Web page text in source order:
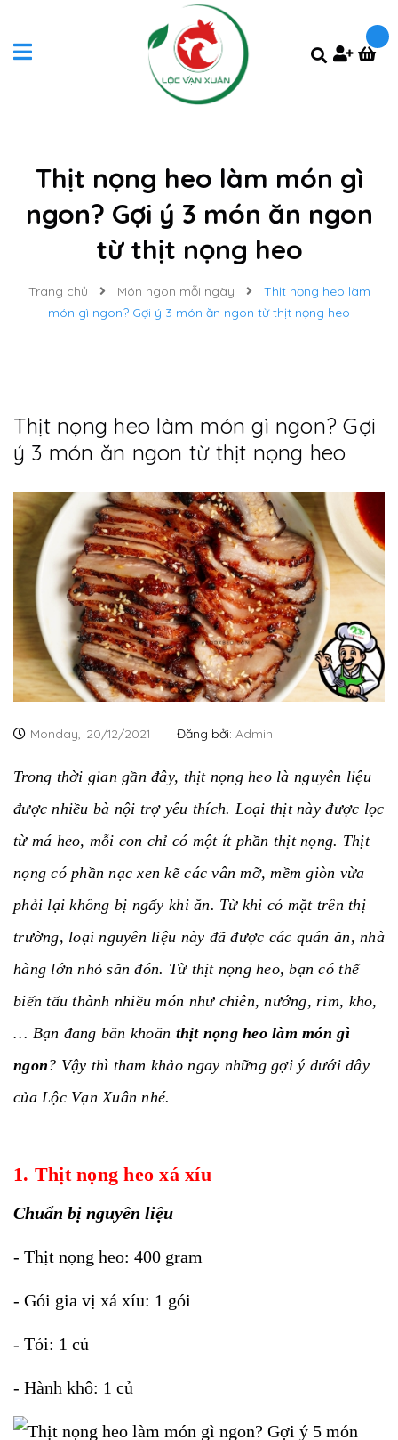
Thịt nọng heo làm món gì
ngon? Gợi ý 3 món ăn ngon
từ thịt nọng heo
Trang chủ Món ngon mỗi ngày
Thịt nọng heo làm
món gì ngon? Gợi ý 3 món ăn ngon từ thịt nọng heo
Thịt nọng heo làm món gì ngon? Gợi
ý 3 món ăn ngon từ thịt nọng heo
Monday, 20/12/2021 Đăng bởi: Admin
Trong thời gian gần đây, thịt nọng heolà nguyên liệu
được nhiều bà nội trợ yêu thích. Loại thịt này được lọc
từ má heo, mỗi con chỉ có một ít phần thịt nọng. Thịt
nọng có phần nạc xen kẽ các vân mỡ, mềm giòn vừa
phải lại không bị ngấy khi ăn. Từ khi có mặt trên thị
trường, loại nguyên liệu này đã được các quán ăn, nhà
hàng lớn nhỏ săn đón. Từ thịt nọng heo, bạn có thể
biến tấu thành nhiều món như chiên, nướng, rim, kho,
… Bạn đang băn khoăn thịt nọng heo làm món gì
ngon? Vậy thì tham khảo ngay những gợi ý dưới đây
của Lộc Vạn Xuân nhé.
1. Thịt nọng heo xá xíu
Chuẩn bị nguyên liệu
- Thịt nọng heo: 400 gram
- Gói gia vị xá xíu: 1 gói
- Tỏi: 1 củ
- Hành khô: 1 củ